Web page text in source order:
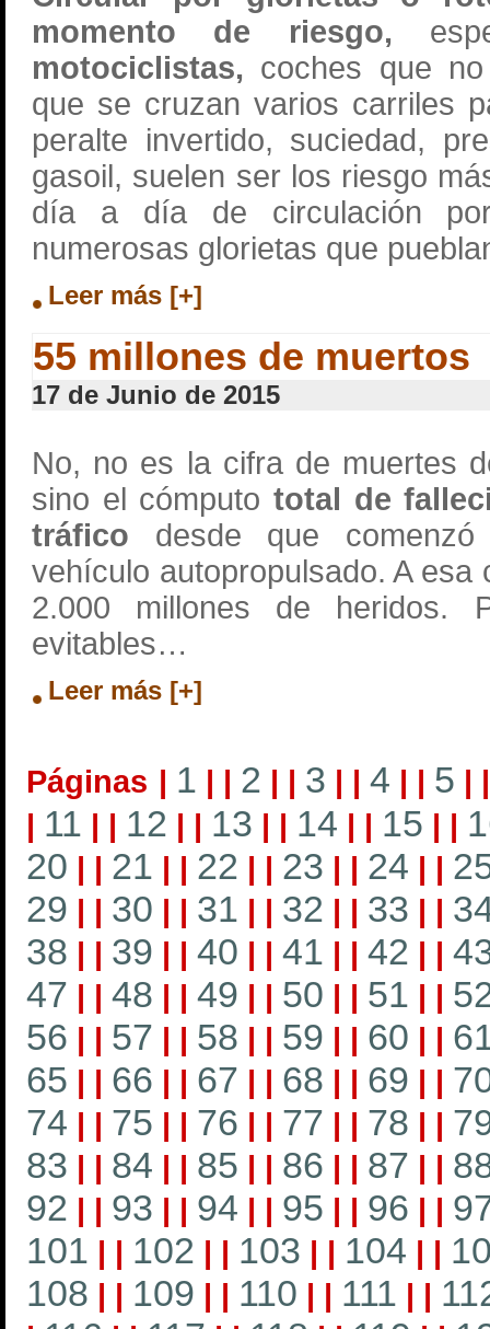
momento de riesgo,
motociclistas, coches que
que se cruzan varios carriles
peralte invertido, suciedad,
gasoil, suelen ser los riesgo
día a día de circulación
numerosas glorietas que
Leer más [+]
55 millones de muertos
17 de Junio de 2015
No, no es la cifra de muertes
sino el cómputo total de
tráfico desde que
vehículo autopropulsado. A esa
2.000 millones de heridos.
evitables…
Leer más [+]
Páginas | 1 | | 2 | | 3 | | 4 | | 5 |
| 11 | | 12 | | 13 | | 14 | | 15 | |
20 | | 21 | | 22 | | 23 | | 24 | |
29 | | 30 | | 31 | | 32 | | 33 | |
38 | | 39 | | 40 | | 41 | | 42 | |
47 | | 48 | | 49 | | 50 | | 51 | |
56 | | 57 | | 58 | | 59 | | 60 | |
65 | | 66 | | 67 | | 68 | | 69 | |
74 | | 75 | | 76 | | 77 | | 78 | |
83 | | 84 | | 85 | | 86 | | 87 | |
92 | | 93 | | 94 | | 95 | | 96 | |
101 | | 102 | | 103 | | 104 | |
108 | | 109 | | 110 | | 111 | |